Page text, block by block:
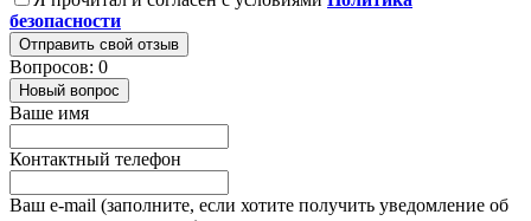
безопасности
Отправить свой отзыв
Вопросов: 0
Новый вопрос
Ваше имя
Контактный телефон
Ваш e-mail (заполните, если хотите получить уведомление об